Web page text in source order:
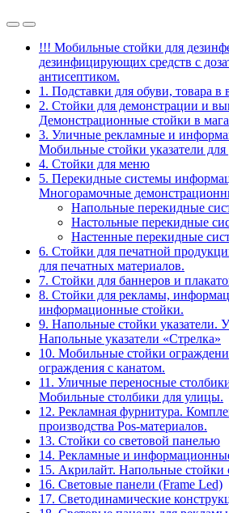
!!! Мобильные стойки для
дезинфицирующих средств с
антисептиком.
1. Подставки для обуви, товара в
2. Стойки для демонстрации и
Демонстрационные стойки в
3. Уличные рекламные и
Мобильные стойки указатели
4. Стойки для меню
5. Перекидные системы
Многорамочные
Напольные перекидные
Настольные перекидные
Настенные перекидные
6. Стойки для печатной
для печатных материалов.
7. Стойки для баннеров и
8. Стойки для рекламы,
информационные стойки.
9. Напольные стойки указатели.
Напольные указатели «Стрелка»
10. Мобильные стойки
ограждения с канатом.
11. Уличные переносные
Мобильные столбики для улицы.
12. Рекламная фурнитура.
производства Pos-материалов.
13. Стойки со световой панелью
14. Рекламные и
15. Акрилайт. Напольные стойки
16. Световые панели (Frame Led)
17. Светодинамические